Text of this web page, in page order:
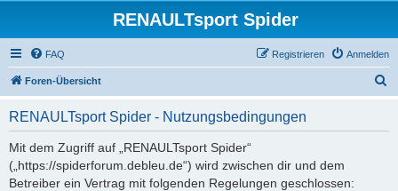
RENAULTsport Spider
FAQ Anmelden
Registrieren
Foren-Übersicht
RENAULTsport Spider - Nutzungsbedingungen
Mit dem Zugriff auf „RENAULTsport Spider“
(„https://spiderforum.debleu.de“) wird zwischen dir und dem
Betreiber ein Vertrag mit folgenden Regelungen geschlossen: